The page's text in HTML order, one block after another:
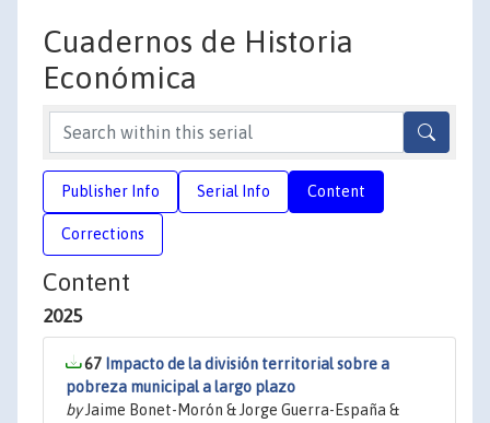
Cuadernos de Historia
Económica
Publisher Info Serial Info Content
Corrections
Content
2025
67 Impacto de la división territorial sobre a
pobreza municipal a largo plazo
byJaime Bonet-Morón & Jorge Guerra-España &